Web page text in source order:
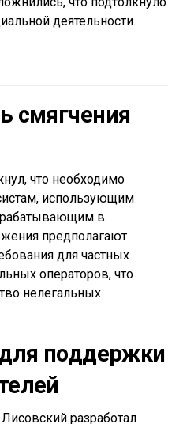
деятельности.
смягчения
что необходимо
использующим
в
предполагают
для частных
операторов, что
нелегальных
поддержки
разработал